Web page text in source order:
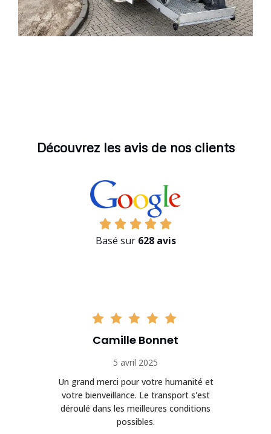
Découvrez les avis de nos clients
Basé sur 628 avis
Camille Bonnet
5 avril 2025
Un grand merci pour votre humanité et
votre bienveillance. Le transport s'est
déroulé dans les meilleures conditions
possibles.